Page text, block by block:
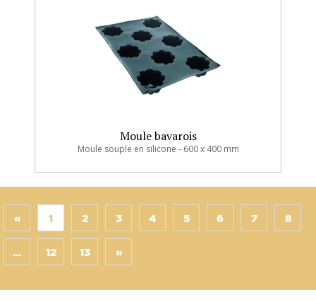
Moule bavarois
Moule souple en silicone - 600 x 400 mm
« 1 2 3 4 5 6 7 8
... 12 13 »